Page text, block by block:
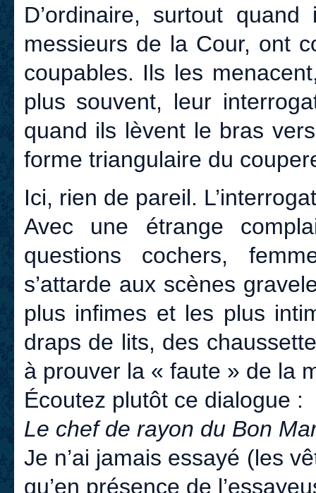
D’ordinaire, surtout
messieurs de la Cour, ont
coupables. Ils les
plus souvent, leur
quand ils lèvent le bras
forme triangulaire du
Ici, rien de pareil.
Avec une étrange
questions cochers,
s’attarde aux scènes
plus infimes et les plus
draps de lits, des
à prouver la « faute » de la
Écoutez plutôt ce dialogue :
Le chef de rayon du Bon
Je n’ai jamais essayé (les
qu’en présence de